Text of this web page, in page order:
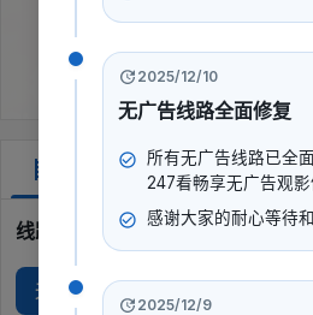
线路选择
无广I
2025/12/10
无广告线路全面修复
所有无广告线路已全
247看畅享无广告观影
感谢大家的耐心等待
2025/12/9